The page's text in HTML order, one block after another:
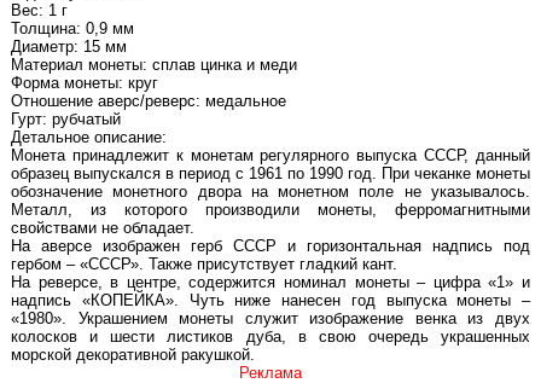
Вес: 1 г
Толщина: 0,9 мм
Диаметр: 15 мм
Материал монеты: сплав цинка и меди
Форма монеты: круг
Отношение аверс/реверс: медальное
Гурт: рубчатый
Детальное описание:
Монета принадлежит к монетам регулярного выпуска СССР, данный
образец выпускался в период с 1961 по 1990 год. При чеканке монеты
обозначение монетного двора на монетном поле не указывалось.
Металл, из которого производили монеты, ферромагнитными
свойствами не обладает.
На аверсе изображен герб СССР и горизонтальная надпись под
гербом – «СССР». Также присутствует гладкий кант.
На реверсе, в центре, содержится номинал монеты – цифра «1» и
надпись «КОПЕЙКА». Чуть ниже нанесен год выпуска монеты –
«1980». Украшением монеты служит изображение венка из двух
колосков и шести листиков дуба, в свою очередь украшенных
морской декоративной ракушкой.
Реклама